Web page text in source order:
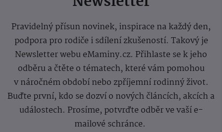
Pravidelný přísun novinek, inspirace na každý den,
podpora pro rodiče i sdílení zkušeností. Takový je
Newsletter webu eMaminy.cz. Přihlaste se k jeho
odběru a čtěte o tématech, které vám pomohou
v náročném období nebo zpříjemní rodinný život.
Buďte první, kdo se dozví o nových článcích, akcích a
událostech. Prosíme, potvrďte odběr ve vaší e-
mailové schránce.